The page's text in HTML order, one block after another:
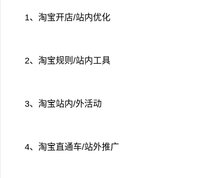
1、淘宝开店/站内优化
2、淘宝规则/站内工具
3、淘宝站内/外活动
4、淘宝直通车/站外推广